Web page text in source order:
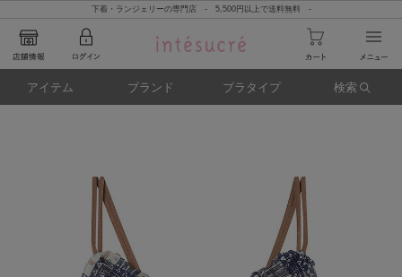
下着・ランジェリーの専門店 - 5,500円以上で送料無料 -
アイテム ブランド ブラタイプ 検索